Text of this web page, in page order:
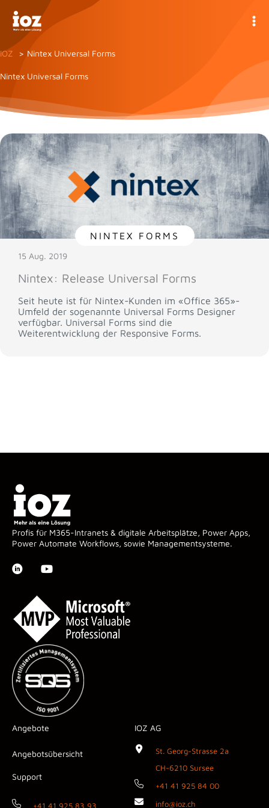
Inhalt
springen
IOZ Nintex Universal Forms
Nintex Universal Forms
NINTEX FORMS
15 Aug. 2019
Nintex: Release Universal Forms
Seit heute ist für Nintex-Kunden im «Office 365»-
Umfeld der sogenannte Universal Forms Designer
verfügbar. Universal Forms sind die
Weiterentwicklung der Responsive Forms.
Profis für M365-Intranets & digitale Arbeitsplätze, Power Apps,
Power Automate Workflows, sowie Managementsysteme.
Angebote
Angebotsübersicht
Support
+41 41 925 83 93
IOZ AG
St. Georg-Strasse 2a
CH-6210 Sursee
+41 41 925 84 00
info@ioz.ch